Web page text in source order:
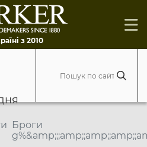
з 2010
Броги